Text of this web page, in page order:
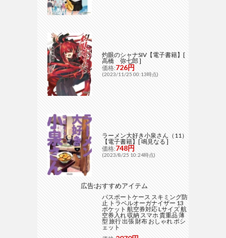
灼眼のシャナSIV【電子書籍】[
高橋 弥七郎 ]
価格:726円
(2023/11/25 00:13時点)
ラーメン大好き小泉さん（11）
【電子書籍】[ 鳴見なる ]
価格:748円
(2023/8/25 10:24時点)
広告:おすすめアイテム
パスポートケース スキミング防
止 トラベルオーガナイザー 13
ポケット 航空券対応 Lサイズ 航
空券入れ 収納 スマホ 貴重品 薄
型 旅行 出張 財布 おしゃれ ポシ
ェット